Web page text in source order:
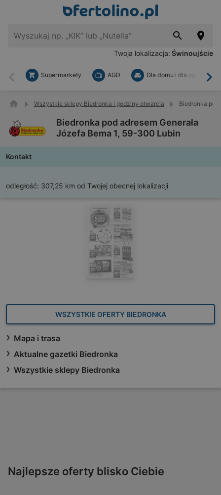
Twoja lokalizacja: Świnoujście
Wstecz
Supermarkety AGD Dla domu i dla ogrodu
Wszystkie sklepy Biedronka i godziny otwarcia Biedronka pod
Biedronka pod adresem Generała
Józefa Bema 1, 59-300 Lubin
Kontakt
odległość: 307,25 km od Twojej obecnej lokalizacji
WSZYSTKIE OFERTY BIEDRONKA
Mapa i trasa
Aktualne gazetki Biedronka
Wszystkie sklepy Biedronka
Najlepsze oferty blisko Ciebie